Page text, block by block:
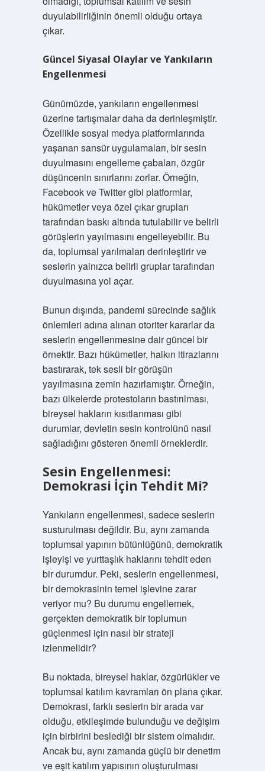
duyulabilirliğinin önemli olduğu ortaya
çıkar.
Güncel Siyasal Olaylar ve Yankıların
Engellenmesi
Günümüzde, yankıların engellenmesi
üzerine tartışmalar daha da derinleşmiştir.
Özellikle sosyal medya platformlarında
yaşanan sansür uygulamaları, bir sesin
duyulmasını engelleme çabaları, özgür
düşüncenin sınırlarını zorlar. Örneğin,
Facebook ve Twitter gibi platformlar,
hükümetler veya özel çıkar grupları
tarafından baskı altında tutulabilir ve belirli
görüşlerin yayılmasını engelleyebilir. Bu
da, toplumsal yarılmaları derinleştirir ve
seslerin yalnızca belirli gruplar tarafından
duyulmasına yol açar.
Bunun dışında, pandemi sürecinde sağlık
önlemleri adına alınan otoriter kararlar da
seslerin engellenmesine dair güncel bir
örnektir. Bazı hükümetler, halkın itirazlarını
bastırarak, tek sesli bir görüşün
yayılmasına zemin hazırlamıştır. Örneğin,
bazı ülkelerde protestoların bastırılması,
bireysel hakların kısıtlanması gibi
durumlar, devletin sesin kontrolünü nasıl
sağladığını gösteren önemli örneklerdir.
Sesin Engellenmesi:
Demokrasi İçin Tehdit Mi?
Yankıların engellenmesi, sadece seslerin
susturulması değildir. Bu, aynı zamanda
toplumsal yapının bütünlüğünü, demokratik
işleyişi ve yurttaşlık haklarını tehdit eden
bir durumdur. Peki, seslerin engellenmesi,
bir demokrasinin temel işlevine zarar
veriyor mu? Bu durumu engellemek,
gerçekten demokratik bir toplumun
güçlenmesi için nasıl bir strateji
izlenmelidir?
Bu noktada, bireysel haklar, özgürlükler ve
toplumsal katılım kavramları ön plana çıkar.
Demokrasi, farklı seslerin bir arada var
olduğu, etkileşimde bulunduğu ve değişim
için birbirini beslediği bir sistem olmalıdır.
Ancak bu, aynı zamanda güçlü bir denetim
ve eşit katılım yapısının oluşturulması